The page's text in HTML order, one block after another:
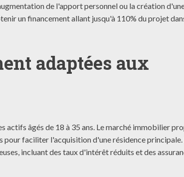
de l'apport personnel ou la création
un financement allant jusqu'à 110% du projet
adaptées aux
actifs âgés de 18 à 35 ans. Le marché immobilier
faciliter l'acquisition d'une résidence principale.
incluant des taux d'intérêt réduits et des